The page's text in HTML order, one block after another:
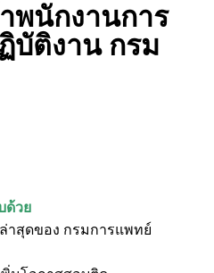
พนักงานการ
บัติงาน กรม
ด้วย
าสุดของ กรมการแพทย์